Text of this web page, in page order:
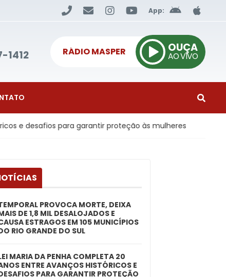
App:
1412 RÁDIO MASPER OUÇA
AO VIVO
para garantir proteção às mulheres Economia
PROVOCA MORTE, DEIXA
DE 1,8 MIL DESALOJADOS E
ESTRAGOS EM 105 MUNICÍPIOS
RIO GRANDE DO SUL
MARIA DA PENHA COMPLETA 20
ENTRE AVANÇOS HISTÓRICOS E
PARA GARANTIR PROTEÇÃO